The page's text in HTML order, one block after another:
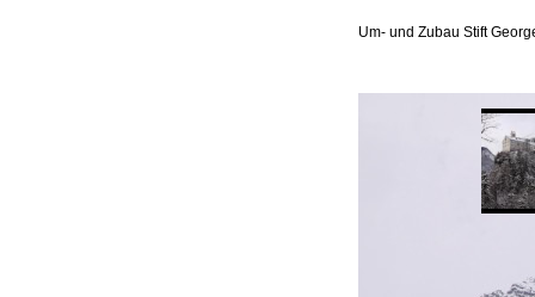
Um- und Zubau Stift